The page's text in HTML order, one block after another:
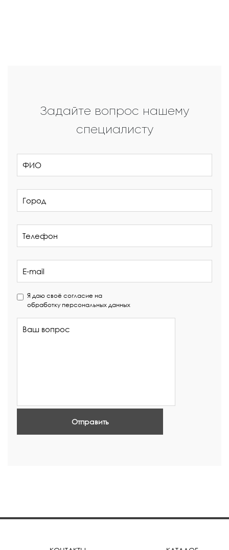
Задайте вопрос нашему
специалисту
Я даю своё согласие на
обработку персональных данных
Отправить